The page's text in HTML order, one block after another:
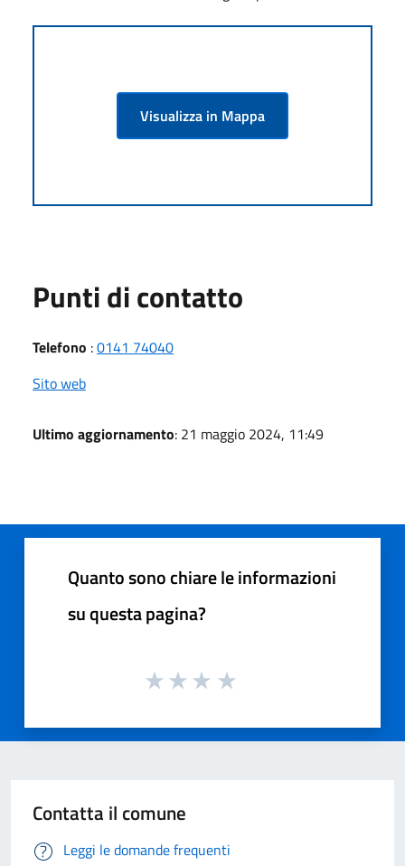
Visualizza in Mappa
Punti di contatto
Telefono :0141 74040
Sito web
Ultimo aggiornamento: 21 maggio 2024, 11:49
Quanto sono chiare le informazioni
su questa pagina?
Contatta il comune
Leggi le domande frequenti